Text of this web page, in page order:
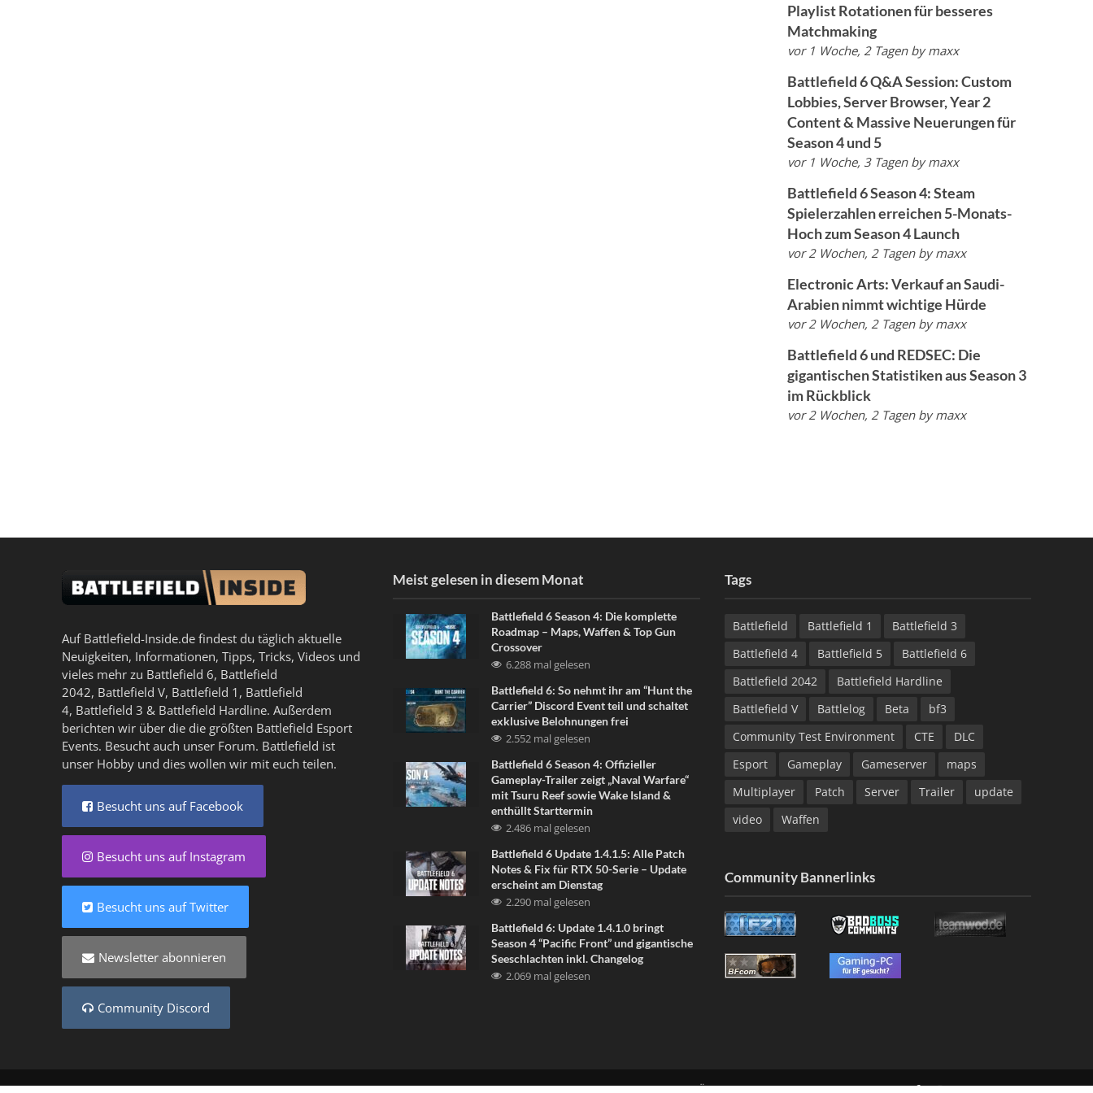
Playlist Rotationen für besseres
Matchmaking
vor 1 Woche, 2 Tagen bymaxx
Battlefield 6 Q&A Session: Custom
Lobbies, Server Browser, Year 2
Content & Massive Neuerungen für
Season 4 und 5
vor 1 Woche, 3 Tagen bymaxx
Battlefield 6 Season 4: Steam
Spielerzahlen erreichen 5-Monats-
Hoch zum Season 4 Launch
vor 2 Wochen, 2 Tagen bymaxx
Electronic Arts: Verkauf an Saudi-
Arabien nimmt wichtige Hürde
vor 2 Wochen, 2 Tagen bymaxx
Battlefield 6 und REDSEC: Die
gigantischen Statistiken aus Season 3
im Rückblick
vor 2 Wochen, 2 Tagen bymaxx
Auf Battlefield-Inside.de findest du täglich aktuelle
Neuigkeiten, Informationen, Tipps, Tricks, Videos und
vieles mehr zu Battlefield 6, Battlefield
2042, Battlefield V, Battlefield 1 , Battlefield
4, Battlefield 3 & Battlefield Hardline. Außerdem
berichten wir über die die größten Battlefield Esport
Events. Besucht auch unser Forum. Battlefield ist
unser Hobby und dies wollen wir mit euch teilen.
Besucht uns auf Facebook
Besucht uns auf Instagram
Besucht uns auf Twitter
Newsletter abonnieren
Community Discord
Meist gelesen in diesem Monat
Battlefield 6 Season 4: Die komplette
Roadmap – Maps, Waffen & Top Gun
Crossover
6.288 mal gelesen
Battlefield 6: So nehmt ihr am “Hunt the
Carrier” Discord Event teil und schaltet
exklusive Belohnungen frei
2.552 mal gelesen
Battlefield 6 Season 4: Offizieller
Gameplay-Trailer zeigt „Naval Warfare“
mit Tsuru Reef sowie Wake Island &
enthüllt Starttermin
2.486 mal gelesen
Battlefield 6 Update 1.4.1.5: Alle Patch
Notes & Fix für RTX 50-Serie – Update
erscheint am Dienstag
2.290 mal gelesen
Battlefield 6: Update 1.4.1.0 bringt
Season 4 “Pacific Front” und gigantische
Seeschlachten inkl. Changelog
2.069 mal gelesen
Tags
Battlefield Battlefield 1
Battlefield 3
Battlefield 4
Battlefield 5
Battlefield 6
Battlefield 2042
Battlefield Hardline
Battlefield V
Battlelog Beta
bf3
Community Test Environment
CTE
DLC
Esport
Gameplay Gameserver
maps
Multiplayer
Patch Server Trailer
update
video
Waffen
Community Bannerlinks